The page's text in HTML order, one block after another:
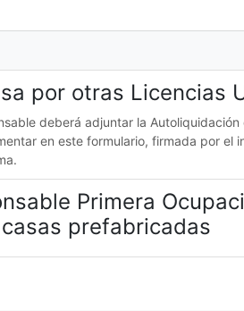
por otras Licencias
deberá adjuntar la
en este formulario, firmada por el
Primera
prefabricadas